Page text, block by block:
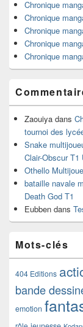
widget
pour
barre
latérale
Chronique
Chronique
Chronique
Chronique
Chronique
Zaouiya dans
tournoi des
Snake
Clair-Obscur
Othello
bataille navale
Death God T1
Eubben dans
Mots-clés
404 Editions
bande
emotion